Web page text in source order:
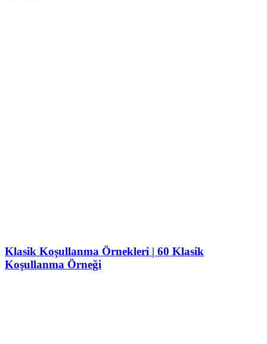
Klasik Koşullanma Örnekleri | 60 Klasik
Koşullanma Örneği